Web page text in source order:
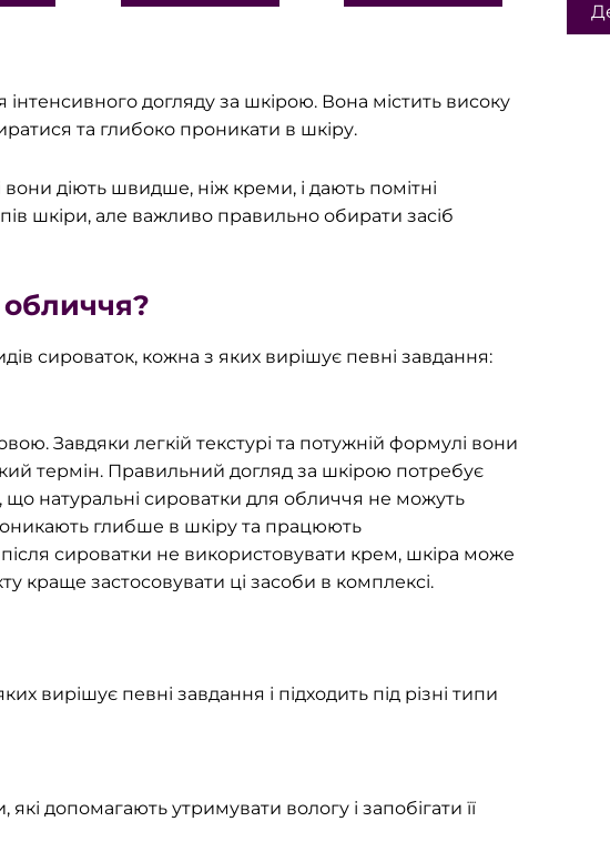
догляду за шкірою. Вона містить високу
та глибоко проникати в шкіру.
діють швидше, ніж креми, і дають помітні
шкіри, але важливо правильно обирати засіб
сироваток, кожна з яких вирішує певні завдання:
Завдяки легкій текстурі та потужній формулі вони
термін. Правильний догляд за шкірою потребує
що натуральні сироватки для обличчя не можуть
глибше в шкіру та працюють
сироватки не використовувати крем, шкіра може
краще застосовувати ці засоби в комплексі.
вирішує певні завдання і підходить під різні типи
допомагають утримувати вологу і запобігати її